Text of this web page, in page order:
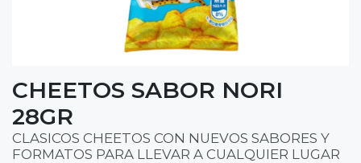
CHEETOS SABOR NORI
28GR
CLASICOS CHEETOS CON NUEVOS SABORES Y
FORMATOS PARA LLEVAR A CUALQUIER LUGAR